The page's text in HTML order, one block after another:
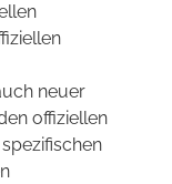
neuer
offiziellen